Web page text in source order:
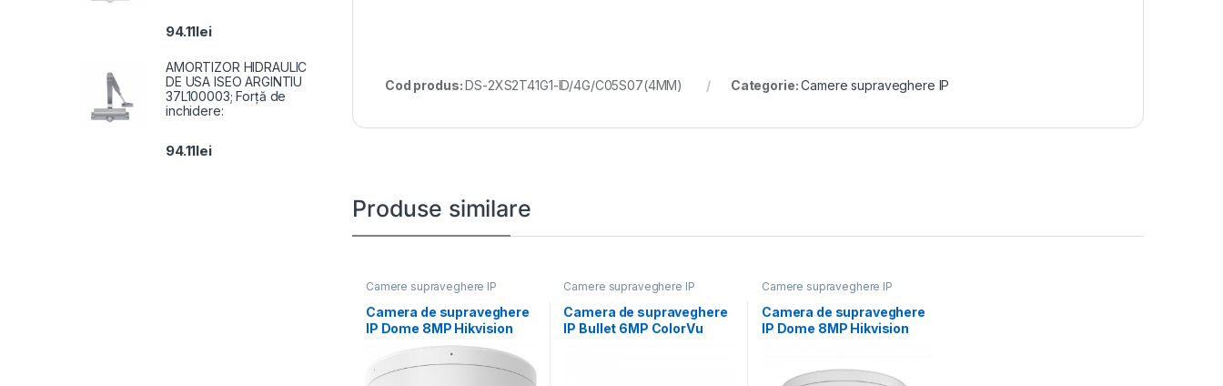
Cod produs:DS-2XS2T41G1-ID/4G/C05S07(4MM) Categorie:Camere supraveghere IP
Produse similare
Camere supraveghere IP
Camera de supraveghere
IP Dome 8MP Hikvision
DS-2CD1183G2-
LIUF(2.8MM), lentila fixa
Camere supraveghere IP
Camera de supraveghere
IP Bullet 6MP ColorVu
Camere supraveghere IP
Camera de supraveghere
IP Dome 8MP Hikvision
lentila
94.11lei
AMORTIZOR HIDRAULIC
DE USA ISEO ARGINTIU
37L100003; Forță de
inchidere:
94.11lei